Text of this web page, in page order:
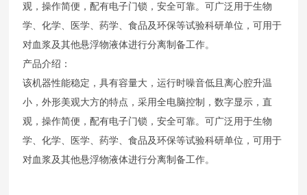
观，操作简便，配有电子门锁，安全可靠。可广泛用于生物
学、化学、医学、药学、食品及环保等试验科研单位，可用于
对血浆及其他悬浮物液体进行分离制备工作。
产品介绍：
该机器性能稳定，具有容量大，运行时噪音低且离心腔升温
小，外形美观大方的特点，采用全电脑控制，数字显示，直
观，操作简便，配有电子门锁，安全可靠。可广泛用于生物
学、化学、医学、药学、食品及环保等试验科研单位，可用于
对血浆及其他悬浮物液体进行分离制备工作。